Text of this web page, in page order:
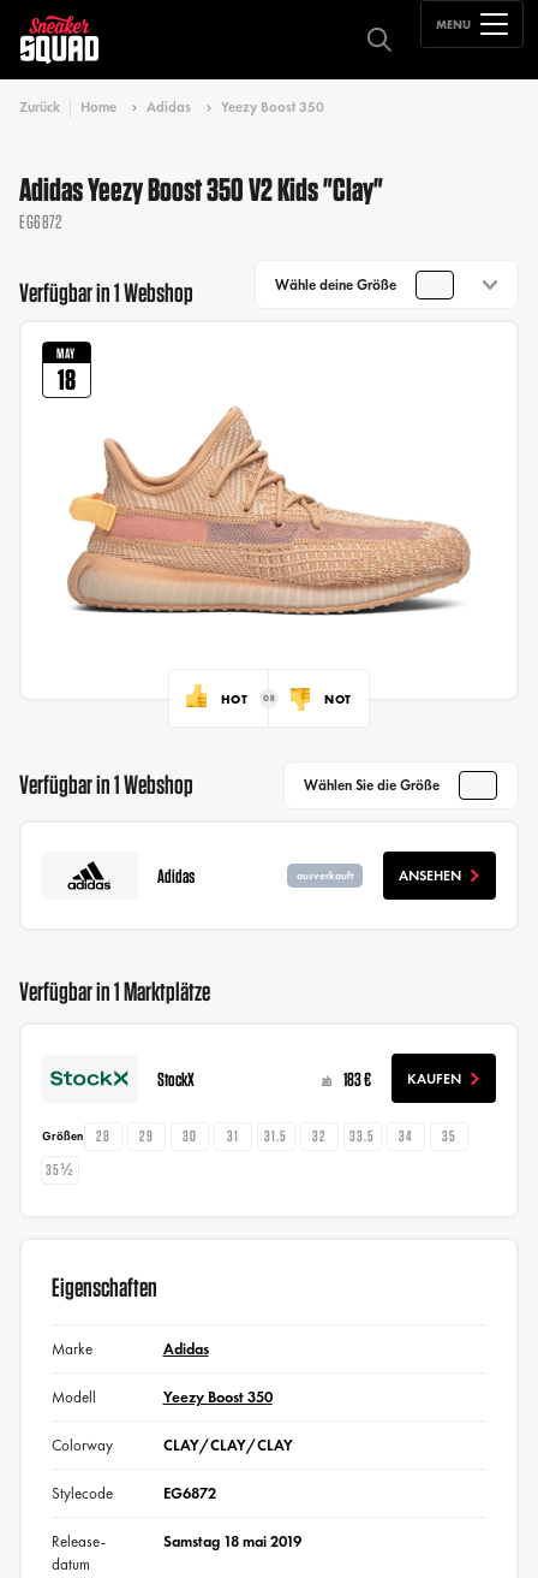
MENU
Zurück Home Adidas Yeezy Boost 350
Adidas Yeezy Boost 350 V2 Kids "Clay"
EG6872
Verfügbar in 1 Webshop Wähle deine Größe
MAY
18
HOT NOT
Verfügbar in 1 Webshop Wählen Sie die Größe
Adidas ausverkauft ANSEHEN
Verfügbar in 1 Marktplätze
StockX ab 183 € KAUFEN
Größen 28 29 30 31 31.5 32 33.5 34
35
35½
Eigenschaften
Marke Adidas
Modell Yeezy Boost 350
Colorway CLAY/CLAY/CLAY
Stylecode EG6872
Release-
datum
Samstag 18 mai 2019